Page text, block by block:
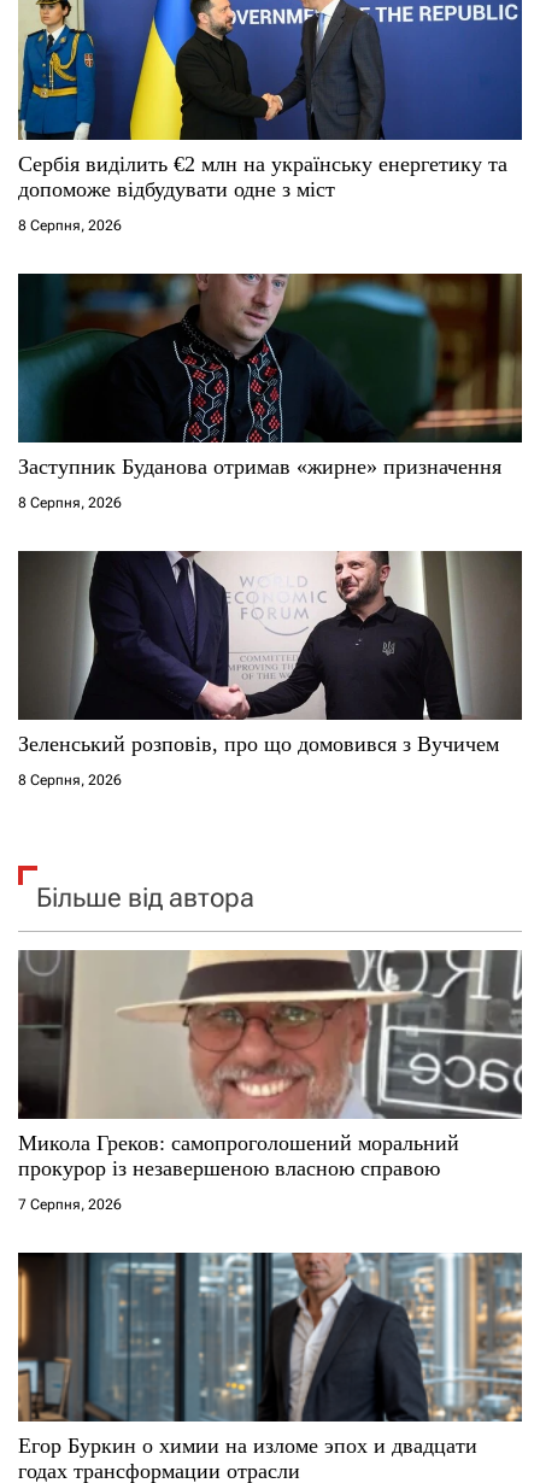
п
и
с
і
в
п
и
с
і
в
Сербія виділить €2 млн на українську енергетику та
допоможе відбудувати одне з міст
8 Серпня, 2026
Заступник Буданова отримав «жирне» призначення
8 Серпня, 2026
Зеленський розповів, про що домовився з Вучичем
8 Серпня, 2026
Більше від автора
Микола Греков: самопроголошений моральний
прокурор із незавершеною власною справою
7 Серпня, 2026
Егор Буркин о химии на изломе эпох и двадцати
годах трансформации отрасли